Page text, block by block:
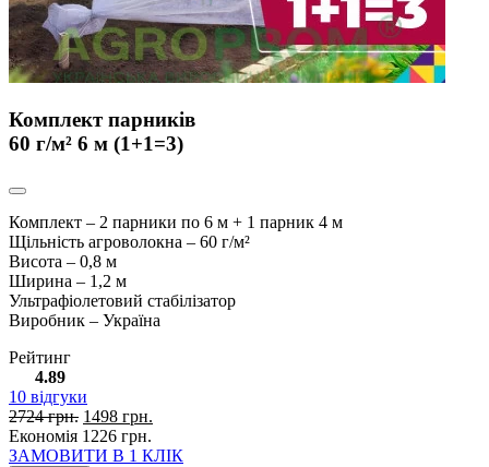
Комплект парників
60 г/м² 6 м (1+1=3)
Комплект – 2 парники по 6 м + 1 парник 4 м
Щільність агроволокна – 60 г/м²
Висота – 0,8 м
Ширина – 1,2 м
Ультрафіолетовий стабілізатор
Виробник – Україна
Рейтинг
4.89
10 відгуки
2724грн. 1498 грн.
Економія 1226 грн.
ЗАМОВИТИ В 1 КЛІК